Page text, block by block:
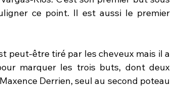
ce point. Il est aussi le premier
peut-être tiré par les cheveux mais il a
marquer les trois buts, dont deux
Derrien, seul au second poteau